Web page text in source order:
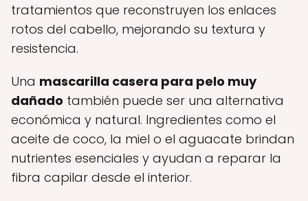
tratamientos que reconstruyen los enlaces
rotos del cabello, mejorando su textura y
resistencia.
Una mascarilla casera para pelo muy
dañado también puede ser una alternativa
económica y natural. Ingredientes como el
aceite de coco, la miel o el aguacate brindan
nutrientes esenciales y ayudan a reparar la
fibra capilar desde el interior.